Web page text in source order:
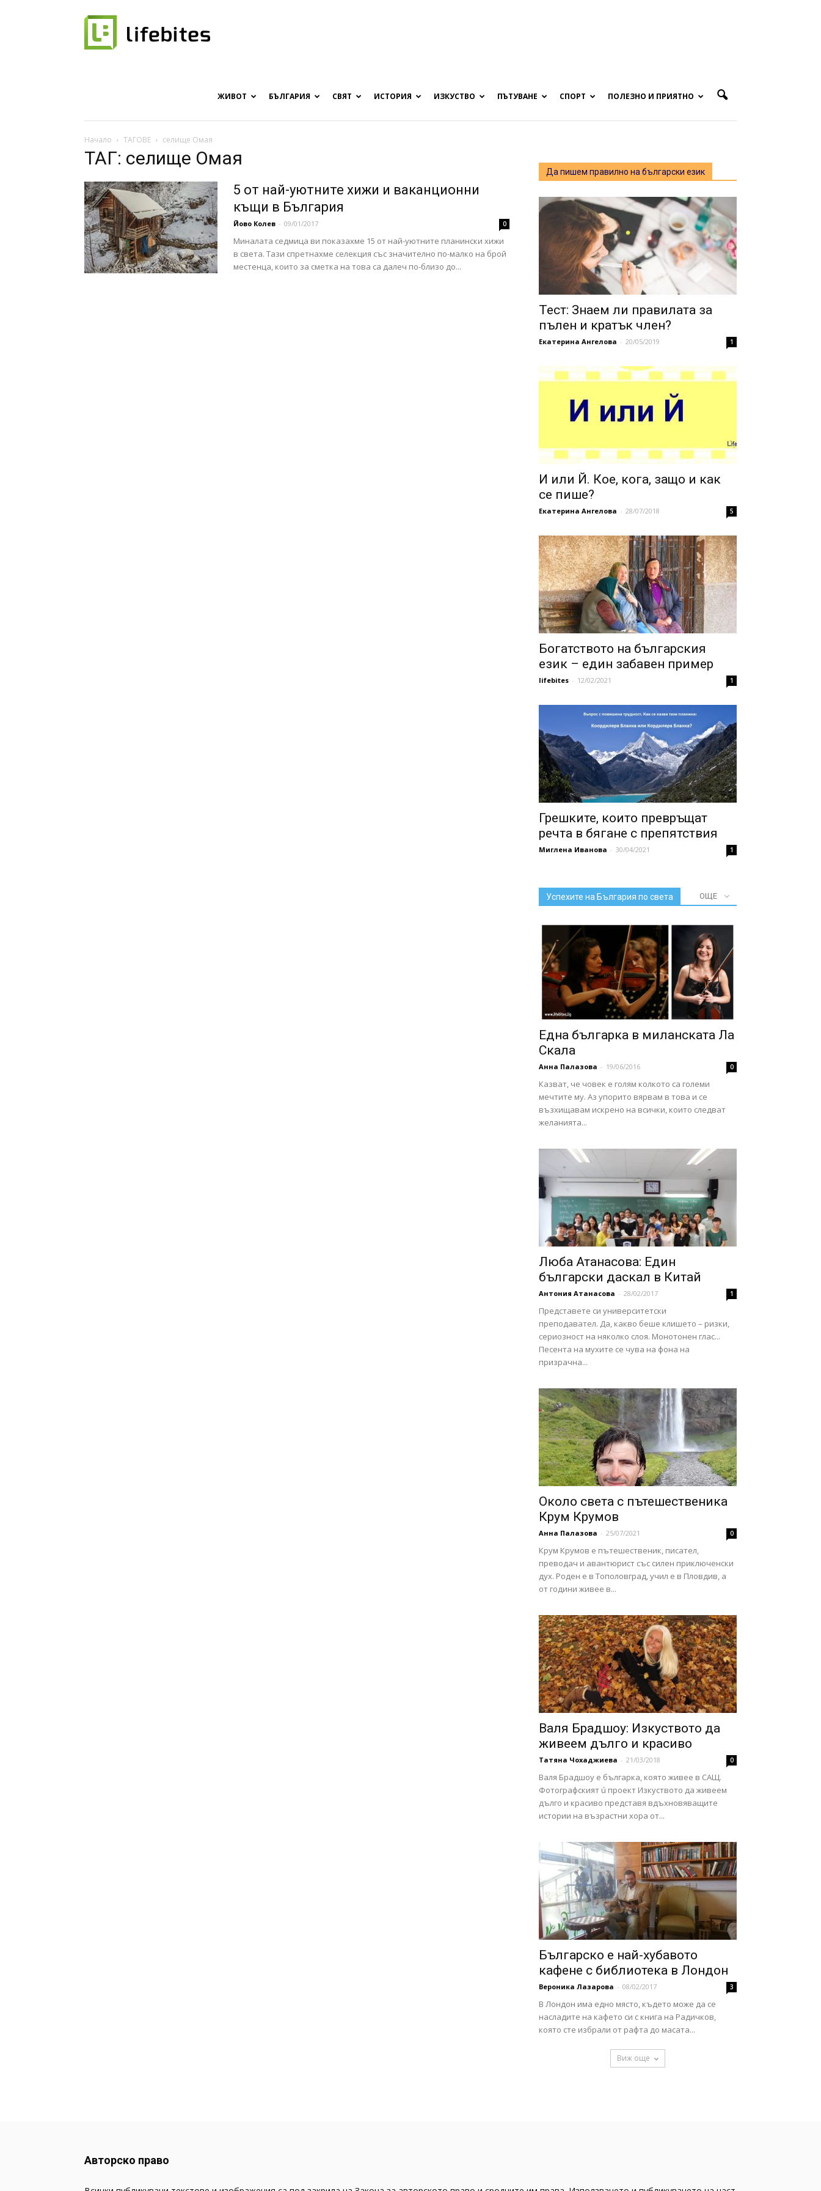
списание
за
хапки
ЖИВОТ БЪЛГАРИЯ СВЯТ ИСТОРИЯ ИЗКУСТВО ПЪТУВАНЕ СПОРТ ПОЛЕЗНО И ПРИЯТНО
Начало ТАГОВЕ селище Омая
ТАГ: селище Омая
5 от най-уютните хижи и ваканционни
къщи в България
Йово Колев - 09/01/2017 0
Миналата седмица ви показахме 15 от най-уютните планински хижи
в света. Тази спретнахме селекция със значително по-малко на брой
местенца, които за сметка на това са далеч по-близо до...
Да пишем правилно на български език
Тест: Знаем ли правилата за
пълен и кратък член?
Екатерина Ангелова - 20/05/2019 1
И или Й. Кое, кога, защо и как
се пише?
Екатерина Ангелова - 28/07/2018 5
Богатството на българския
език – един забавен пример
lifebites - 12/02/2021 1
Грешките, които превръщат
речта в бягане с препятствия
Миглена Иванова - 30/04/2021 1
Успехите на България по света ОЩЕ
Една българка в миланската Ла
Скала
Анна Палазова - 19/06/2016 0
Казват, че човек е голям колкото са големи
мечтите му. Аз упорито вярвам в това и се
възхищавам искрено на всички, които следват
желанията...
Люба Атанасова: Един
български даскал в Китай
Антония Атанасова - 28/02/2017 1
Представете си университетски
преподавател. Да, какво беше клишето – ризки,
сериозност на няколко слоя. Монотонен глас...
Песента на мухите се чува на фона на
призрачна...
Около света с пътешественика
Крум Крумов
Анна Палазова - 25/07/2021 0
Крум Крумов е пътешественик, писател,
преводач и авантюрист със силен приключенски
дух. Роден е в Тополовград, учил е в Пловдив, а
от години живее в...
Валя Брадшоу: Изкуството да
живеем дълго и красиво
Татяна Чохаджиева - 21/03/2018 0
Валя Брадшоу е българка, която живее в САЩ.
Фотографският ú проект Изкуството да живеем
дълго и красиво представя вдъхновяващите
истории на възрастни хора от...
Българско е най-хубавото
кафене с библиотека в Лондон
Вероника Лазарова - 08/02/2017 3
В Лондон има едно място, където може да се
насладите на кафето си с книга на Радичков,
която сте избрали от рафта до масата...
Виж още
Авторско право